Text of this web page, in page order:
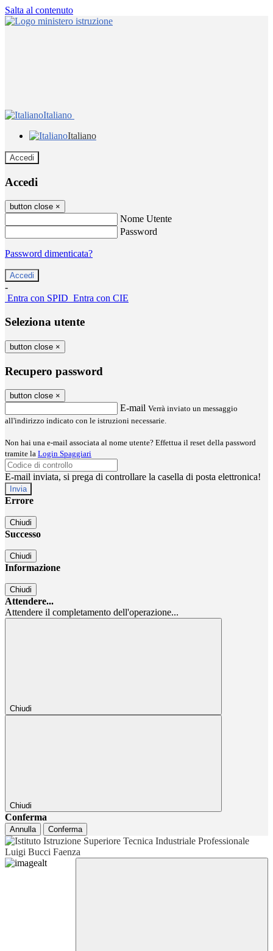
Salta al contenuto
Italiano
Italiano
Accedi
Accedi
button close ×
Nome Utente
Password
Password dimenticata?
-
Entra con SPID Entra con CIE
Seleziona utente
button close ×
Recupero password
button close ×
E-mail Verrà inviato un messaggio
all'indirizzo indicato con le istruzioni necessarie.
Non hai una e-mail associata al nome utente? Effettua il reset della password
tramite la Login Spaggiari
E-mail inviata, si prega di controllare la casella di posta elettronica!
Errore
Chiudi
Successo
Chiudi
Informazione
Chiudi
Attendere...
Attendere il completamento dell'operazione...
Chiudi
Chiudi
Conferma
Annulla Conferma